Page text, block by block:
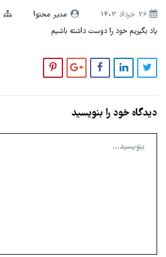
26 خرداد 1403 مدیر محتوا
یاد بگیریم خود را دوست داشته باشیم
دیدگاه خود را بنویسید